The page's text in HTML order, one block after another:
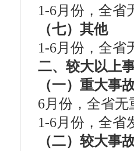
1-6月份，全省
（七）其他
1-6月份，全省
二、较大以上
（一）重大事
6月份，全省无
1-6月份，全省
（二）较大事